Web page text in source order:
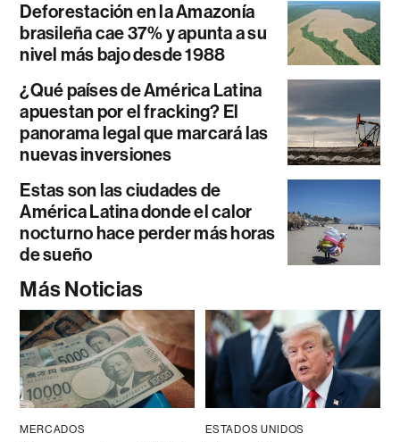
Deforestación en la Amazonía
brasileña cae 37% y apunta a su
nivel más bajo desde 1988
¿Qué países de América Latina
apuestan por el fracking? El
panorama legal que marcará las
nuevas inversiones
Estas son las ciudades de
América Latina donde el calor
nocturno hace perder más horas
de sueño
Más Noticias
MERCADOS ESTADOS UNIDOS